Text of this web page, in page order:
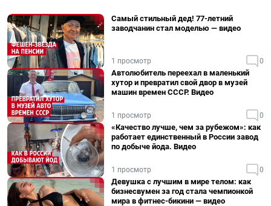
Самый стильный дед! 77-летний
заводчанин стал моделью — видео
1 просмотр 0
Автолюбитель переехал в маленький
хутор и превратил свой двор в музей
машин времен СССР. Видео
1 просмотр 0
«Качество лучше, чем за рубежом»: как
работает единственный в России завод
по добыче йода. Видео
1 просмотр 0
Девушка с лучшим в мире телом: как
бизнесвумен за год стала чемпионкой
мира в фитнес-бикини — видео